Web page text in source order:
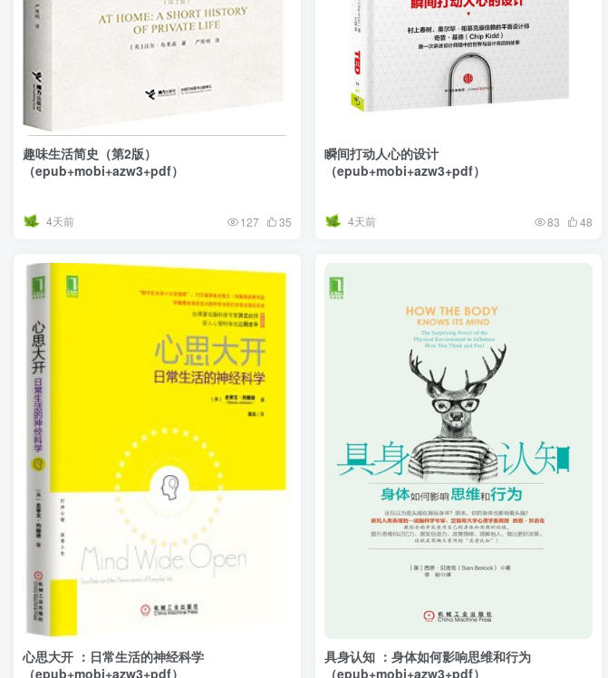
趣味生活简史（第2版）
（epub+mobi+azw3+pdf）
4天前 127 35
瞬间打动人心的设计
（epub+mobi+azw3+pdf）
4天前 83 48
心思大开 ：日常生活的神经科学
（epub+mobi+azw3+pdf）
具身认知 ：身体如何影响思维和行为
（epub+mobi+azw3+pdf）